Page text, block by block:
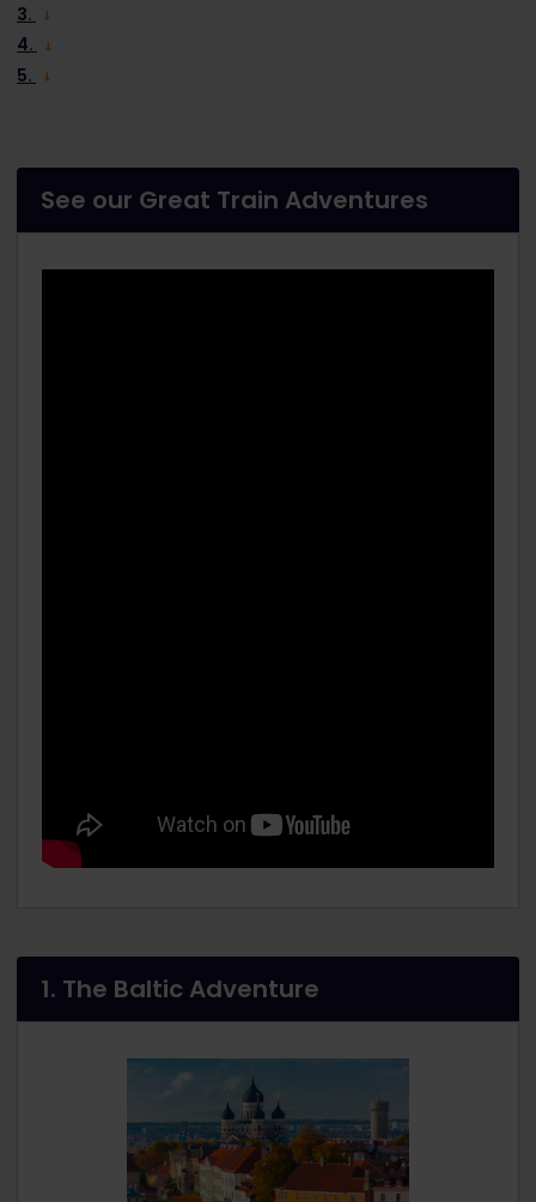
3.
4.
5.
See our Great Train Adventures
1. The Baltic Adventure